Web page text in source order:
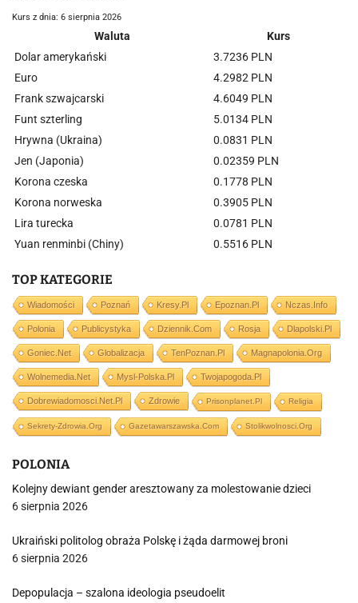
Kurs z dnia: 6 sierpnia 2026
Waluta
Kurs
Dolar amerykański
3.7236 PLN
Euro
4.2982 PLN
Frank szwajcarski
4.6049 PLN
Funt szterling
5.0134 PLN
Hrywna (Ukraina)
0.0831 PLN
Jen (Japonia)
0.02359 PLN
Korona czeska
0.1778 PLN
Korona norweska
0.3905 PLN
Lira turecka
0.0781 PLN
Yuan renminbi (Chiny)
0.5516 PLN
TOP KATEGORIE
Wiadomości Poznań Kresy.pl Epoznan.pl Nczas.info
Polonia Publicystyka Dziennik.com Rosja Dlapolski.pl
Goniec.net Globalizacja TenPoznan.pl Magnapolonia.org
Wolnemedia.net Mysl-Polska.pl Twojapogoda.pl
Dobrewiadomosci.net.pl Zdrowie Prisonplanet.pl Religia
Sekrety-Zdrowia.org Gazetawarszawska.com Stolikwolnosci.org
POLONIA
Kolejny dewiant gender aresztowany za molestowanie dzieci
6 sierpnia 2026
Ukraiński politolog obraża Polskę i żąda darmowej broni
6 sierpnia 2026
Depopulacja – szalona ideologia pseudoelit